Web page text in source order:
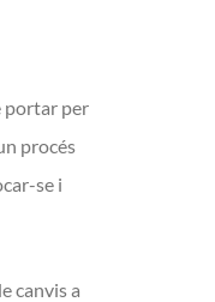
portar per
procés
se i
canvis a